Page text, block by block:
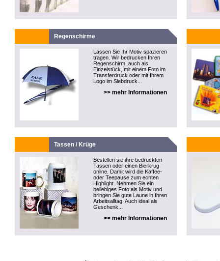
Regenschirme
Lassen Sie Ihr Motiv spazieren
tragen. Wir bedrucken Ihren
Regenschirm, auch als
Einzelstück, mit einem Foto im
Transferdruck oder mit Ihrem
Logo im Siebdruck...
>> mehr Informationen
Tassen / Krüge
Bestellen sie ihre bedruckten
Tassen oder einen Bierkrug
online. Damit wird die Kaffee-
oder Teepause zum echten
Highlight. Nehmen Sie ein
beliebiges Foto als Motiv und
bringen Sie gute Laune in Ihren
Arbeitsalltag. Auch ideal als
Geschenk...
>> mehr Informationen